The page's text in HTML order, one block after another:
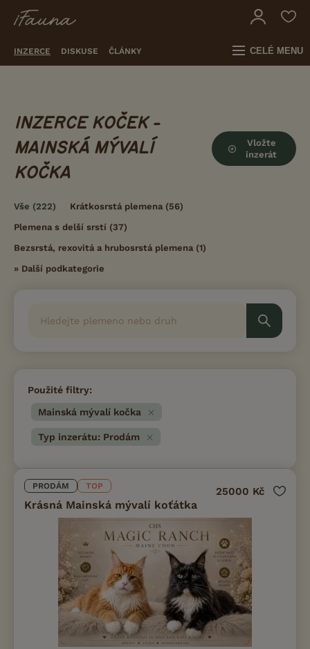
INZERCE DISKUSE ČLÁNKY CELÉ MENU
INZERCE KOČEK -
MAINSKÁ MÝVALÍ
KOČKA
Vložte
inzerát
Vše (222) Krátkosrstá plemena (56)
Plemena s delší srstí (37)
Bezsrstá, rexovitá a hrubosrstá plemena (1)
» Další podkategorie
Použité filtry:
Mainská mývalí kočka
Typ inzerátu: Prodám
PRODÁM TOP
Krásná Mainská mývalí koťátka
25000 Kč